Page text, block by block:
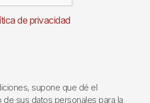
de privacidad
supone que dé el
de sus datos personales para la